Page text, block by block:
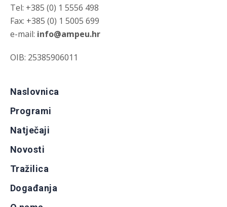
Tel: +385 (0) 1 5556 498
Fax: +385 (0) 1 5005 699
e-mail: info@ampeu.hr
OIB: 25385906011
Naslovnica
Programi
Natječaji
Novosti
Tražilica
Događanja